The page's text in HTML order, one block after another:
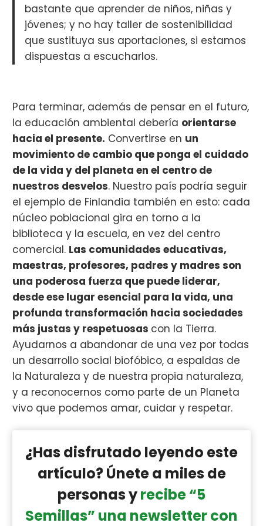
bastante que aprender de niños, niñas y
jóvenes; y no hay taller de sostenibilidad
que sustituya sus aportaciones, si estamos
dispuestas a escucharlos.
Para terminar, además de pensar en el futuro,
la educación ambiental debería orientarse
hacia el presente. Convertirse en un
movimiento de cambio que ponga el cuidado
de la vida y del planeta en el centro de
nuestros desvelos. Nuestro país podría seguir
el ejemplo de Finlandia también en esto: cada
núcleo poblacional gira en torno a la
biblioteca y la escuela, en vez del centro
comercial. Las comunidades educativas,
maestras, profesores, padres y madres son
una poderosa fuerza que puede liderar,
desde ese lugar esencial para la vida, una
profunda transformación hacia sociedades
más justas y respetuosas con la Tierra.
Ayudarnos a abandonar de una vez por todas
un desarrollo social biofóbico, a espaldas de
la Naturaleza y de nuestra propia naturaleza,
y a reconocernos como parte de un Planeta
vivo que podemos amar, cuidar y respetar.
¿Has disfrutado leyendo este
artículo? Únete a miles de
personas yrecibe “5
Semillas” una newsletter con